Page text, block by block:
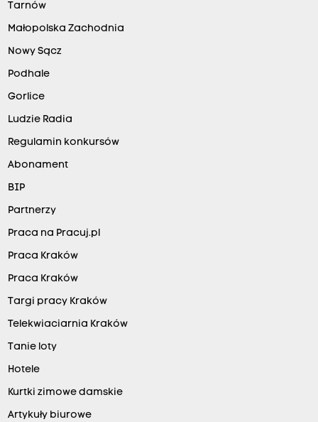
Tarnów
Małopolska Zachodnia
Nowy Sącz
Podhale
Gorlice
Ludzie Radia
Regulamin konkursów
Abonament
BIP
Partnerzy
Praca na Pracuj.pl
Praca Kraków
Praca Kraków
Targi pracy Kraków
Telekwiaciarnia Kraków
Tanie loty
Hotele
Kurtki zimowe damskie
Artykuły biurowe